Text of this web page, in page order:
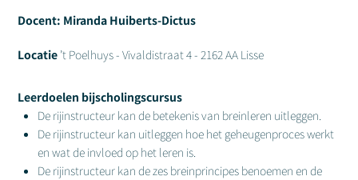
Docent: Miranda Huiberts-Dictus
Locatie ’t Poelhuys - Vivaldistraat 4 - 2162 AA Lisse
Leerdoelen bijscholingscursus
De rijinstructeur kan de betekenis van breinleren uitleggen.
De rijinstructeur kan uitleggen hoe het geheugenproces werkt
en wat de invloed op het leren is.
De rijinstructeur kan de zes breinprincipes benoemen en de